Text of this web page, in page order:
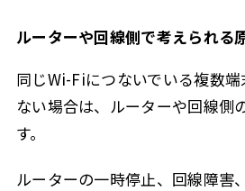
ルーターや回線側で考えられる
同じWi-Fiにつないでいる複数
ない場合は、ルーターや回線側
す。
ルーターの一時停止、回線障害